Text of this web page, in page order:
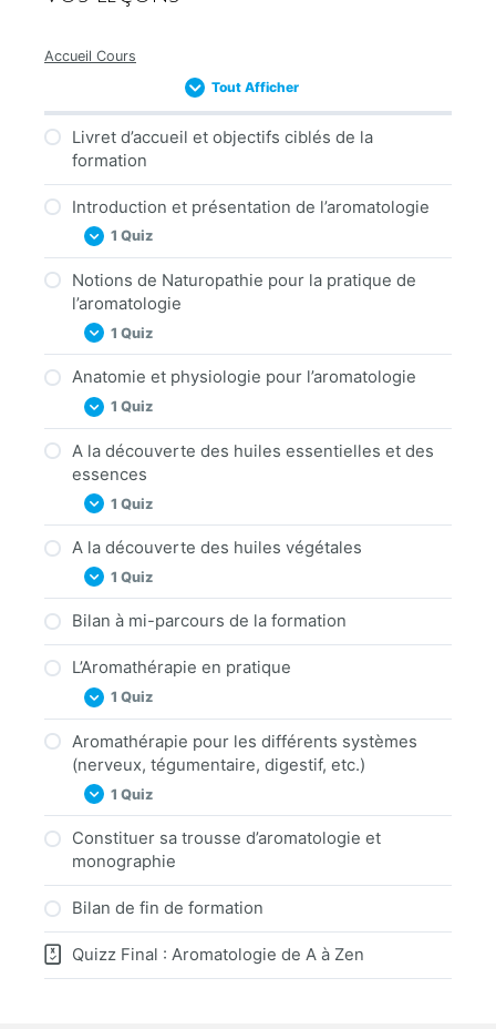
Accueil Cours
Tout Afficher
Livret d’accueil et objectifs ciblés de la
formation
Introduction et présentation de l’aromatologie
1 Quiz
Quizz : Introduction et présentation de
l’aromatologie
Notions de Naturopathie pour la pratique de
l’aromatologie
1 Quiz
Quizz : Notions de Naturopathie pour la
pratique de l’aromatologie
Anatomie et physiologie pour l’aromatologie
1 Quiz
Quizz : Anatomie et physiologie pour
l’aromatologie
A la découverte des huiles essentielles et des
essences
1 Quiz
Quizz : A la découverte des huiles
essentielles et des essences
A la découverte des huiles végétales
1 Quiz
Quizz : A la découverte des huiles végétales
Bilan à mi-parcours de la formation
L’Aromathérapie en pratique
1 Quiz
Quizz : L’Aromathérapie en pratique
Aromathérapie pour les différents systèmes
(nerveux, tégumentaire, digestif, etc.)
1 Quiz
Quizz : Aromathérapie pour les différents
systèmes (nerveux, tégumentaire, digestif,
Constituer sa trousse d’aromatologie et
monographie
Bilan de fin de formation
Quizz Final : Aromatologie de A à Zen